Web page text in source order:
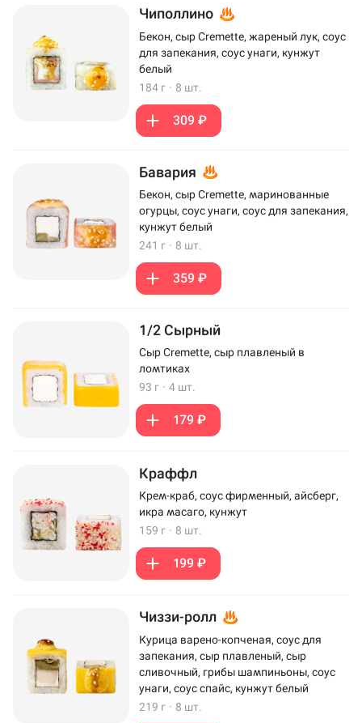
Чиполлино
Бекон, сыр Cremette, жареный лук, соус
для запекания, соус унаги, кунжут
белый
184 г · 8 шт.
309 ₽
Бавария
Бекон, сыр Cremette, маринованные
огурцы, соус унаги, соус для запекания,
кунжут белый
241 г · 8 шт.
359 ₽
1/2 Сырный
Сыр Cremette, сыр плавленый в
ломтиках
93 г · 4 шт.
179 ₽
Краффл
Крем-краб, соус фирменный, айсберг,
икра масаго, кунжут
159 г · 8 шт.
199 ₽
Чиззи-ролл
Курица варено-копченая, соус для
запекания, сыр плавленый, сыр
сливочный, грибы шампиньоны, соус
унаги, соус спайс, кунжут белый
219 г · 8 шт.